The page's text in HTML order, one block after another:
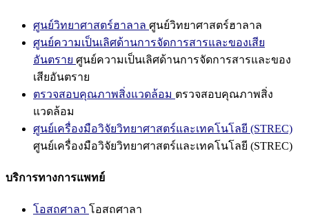
ศูนย์วิทยาศาสตร์ฮาลาล ศูนย์วิทยาศาสตร์ฮาลาล
ศูนย์ความเป็นเลิศด้านการจัดการสารและของเสีย
อันตราย ศูนย์ความเป็นเลิศด้านการจัดการสารและของ
เสียอันตราย
ตรวจสอบคุณภาพสิ่งแวดล้อม ตรวจสอบคุณภาพสิ่ง
แวดล้อม
ศูนย์เครื่องมือวิจัยวิทยาศาสตร์และเทคโนโลยี (STREC)
ศูนย์เครื่องมือวิจัยวิทยาศาสตร์และเทคโนโลยี (STREC)
บริการทางการแพทย์
โอสถศาลา โอสถศาลา